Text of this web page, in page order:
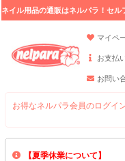
ネイル用品の通販はネルパラ！セ
マイペ
お支払
お問い
お得なネルパラ会員のログイ
【夏季休業について】